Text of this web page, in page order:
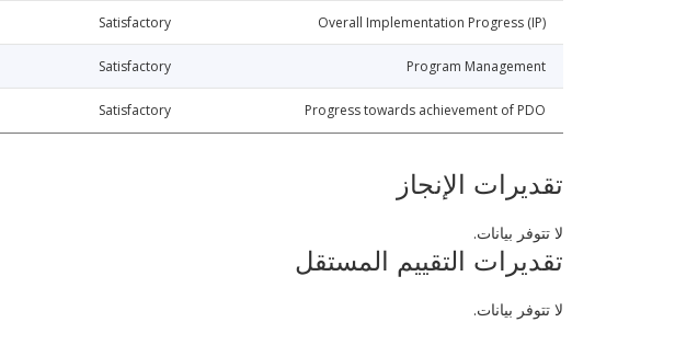
Overall Implementation Progress (IP)
Satisfactory
Program Management
Satisfactory
Progress towards achievement of PDO
Satisfactory
تقديرات الإنجاز
لا تتوفر بيانات.
تقديرات التقييم المستقل
لا تتوفر بيانات.